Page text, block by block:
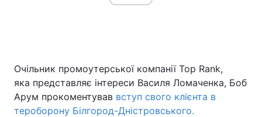
Головна Війна
Україна Політика
Очільник промоутерської компанії Top Rank,
яка представляє інтереси Василя Ломаченка, Боб
Арум прокоментував вступ свого клієнта в
тероборону Білгород-Дністровського.